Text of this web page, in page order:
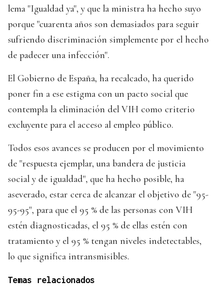
lema "Igualdad ya", y que la ministra ha hecho suyo
porque "cuarenta años son demasiados para seguir
sufriendo discriminación simplemente por el hecho
de padecer una infección".
El Gobierno de España, ha recalcado, ha querido
poner fin a ese estigma con un pacto social que
contempla la eliminación del VIH como criterio
excluyente para el acceso al empleo público.
Todos esos avances se producen por el movimiento
de "respuesta ejemplar, una bandera de justicia
social y de igualdad", que ha hecho posible, ha
aseverado, estar cerca de alcanzar el objetivo de "95-
95-95", para que el 95 % de las personas con VIH
estén diagnosticadas, el 95 % de ellas estén con
tratamiento y el 95 % tengan niveles indetectables,
lo que significa intransmisibles.
Temas relacionados